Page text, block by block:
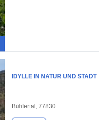
IDYLLE IN NATUR UND STADT
Bühlertal, 77830